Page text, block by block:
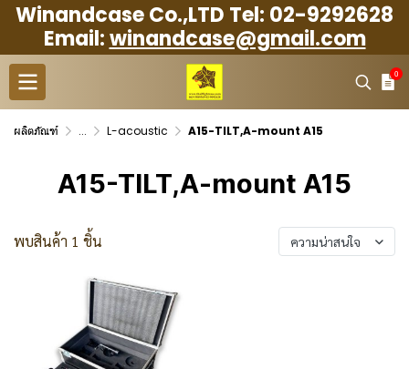
Winandcase Co.,LTD Tel: 02-9292628
Email:winandcase@gmail.com
0
ผลิตภัณฑ์ ... L-acoustic A15-TILT,A-mount A15
A15-TILT,A-mount A15
พบสินค้า 1 ชิ้น ความน่าสนใจ